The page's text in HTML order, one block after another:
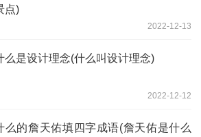
点)
2022-12-13
么是设计理念(什么叫设计理念)
2022-12-12
么的詹天佑填四字成语(詹天佑是什么